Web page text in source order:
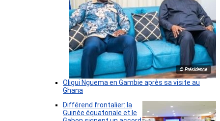
© Présidence
Oligui Nguema en Gambie après sa visite au
Ghana
Différend frontalier: la
Guinée équatoriale et le